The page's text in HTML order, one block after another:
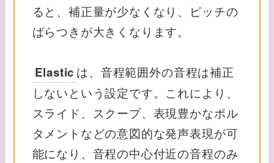
ると、補正量が少なくなり、ピッチの
ばらつきが大きくなります。
Elastic は、音程範囲外の音程は補正
しないという設定です。これにより、
スライド、スクープ、表現豊かなポル
タメントなどの意図的な発声表現が可
能になり、音程の中心付近の音程のみ